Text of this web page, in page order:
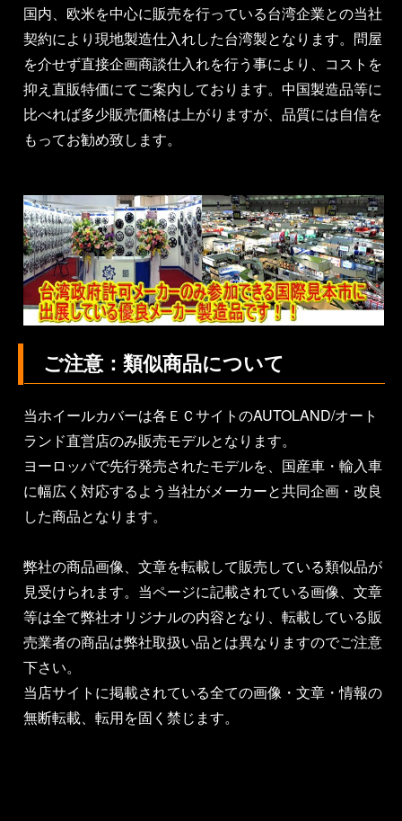
国内、欧米を中心に販売を行っている台湾企業との当社
契約により現地製造仕入れした台湾製となります。問屋
を介せず直接企画商談仕入れを行う事により、コストを
抑え直販特価にてご案内しております。中国製造品等に
比べれば多少販売価格は上がりますが、品質には自信を
もってお勧め致します。
ご注意：類似商品について
当ホイールカバーは各ＥＣサイトのAUTOLAND/オート
ランド直営店のみ販売モデルとなります。
ヨーロッパで先行発売されたモデルを、国産車・輸入車
に幅広く対応するよう当社がメーカーと共同企画・改良
した商品となります。
弊社の商品画像、文章を転載して販売している類似品が
見受けられます。当ページに記載されている画像、文章
等は全て弊社オリジナルの内容となり、転載している販
売業者の商品は弊社取扱い品とは異なりますのでご注意
下さい。
当店サイトに掲載されている全ての画像・文章・情報の
無断転載、転用を固く禁じます。